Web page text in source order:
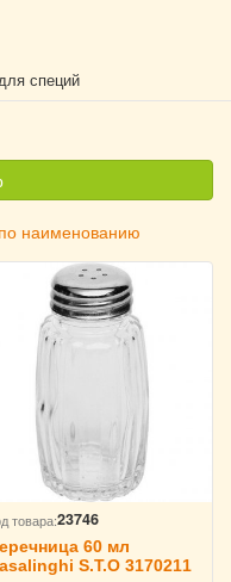
специй
по наименованию
товара:23746
60 мл
S.T.O 3170211